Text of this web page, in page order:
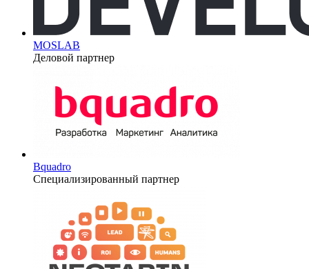
MOSLAB
Деловой партнер
Bquadro
Специализированный партнер